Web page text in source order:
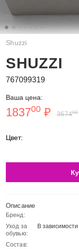
Shuzzi
SHUZZI
767099319
Ваша цена:
183700 ₽ 367400
Цвет:
Описание
Бренд:
Уход за
обувью:
В
Состав: